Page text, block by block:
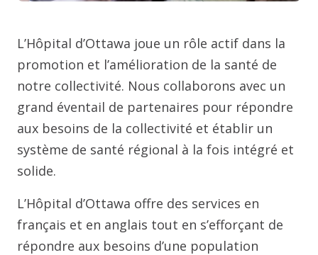
L’Hôpital d’Ottawa joue un rôle actif dans la
promotion et l’amélioration de la santé de
notre collectivité. Nous collaborons avec un
grand éventail de partenaires pour répondre
aux besoins de la collectivité et établir un
système de santé régional à la fois intégré et
solide.
L’Hôpital d’Ottawa offre des services en
français et en anglais tout en s’efforçant de
répondre aux besoins d’une population